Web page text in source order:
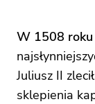
W 1508 roku
Juliusz II
sklepienia